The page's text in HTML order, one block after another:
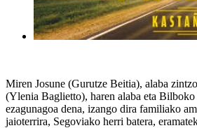
Miren Josune (Gurutze Beitia), alaba
(Ylenia Baglietto), haren alaba eta Bilboko
ezagunagoa dena, izango dira familiako
jaioterrira, Segoviako herri batera,